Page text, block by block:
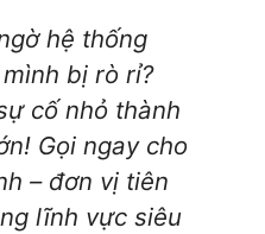
hệ thống
bị rò rỉ?
cố nhỏ thành
Gọi ngay cho
– đơn vị tiên
lĩnh vực siêu